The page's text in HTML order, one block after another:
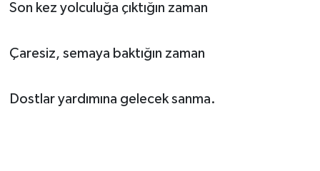
Son kez yolculuğa çıktığın zaman
Çaresiz, semaya baktığın zaman
Dostlar yardımına gelecek sanma.